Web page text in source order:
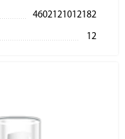
4602121012182
12